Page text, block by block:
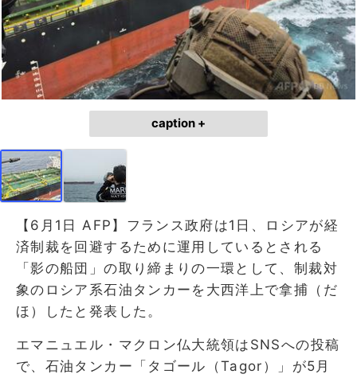
caption +
【6月1日 AFP】フランス政府は1日、ロシアが経
済制裁を回避するために運用しているとされる
「影の船団」の取り締まりの一環として、制裁対
象のロシア系石油タンカーを大西洋上で拿捕（だ
ほ）したと発表した。
エマニュエル・マクロン仏大統領はSNSへの投稿
で、石油タンカー「タゴール（Tagor）」が5月